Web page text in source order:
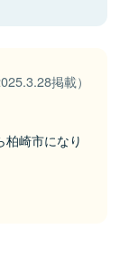
掲載）
崎市になり